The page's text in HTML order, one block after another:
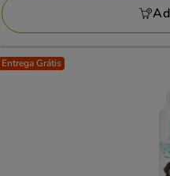
Entrega Grátis